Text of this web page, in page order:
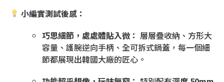
小編實測試後感：
巧思細節，處處體貼入微： 層層疊收納、方形大
容量、護腕逆向手柄、全可拆式鍋蓋，每一個細
節都展現出韓國大廠的匠心。